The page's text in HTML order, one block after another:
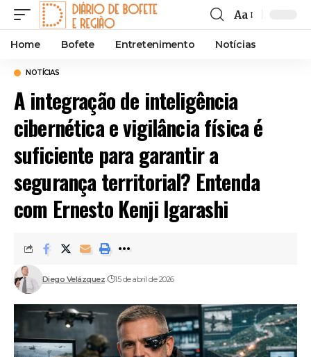
Font
Resizer
Aa
Home Bofete Entretenimento Notícias
NOTÍCIAS
A integração de inteligência
cibernética e vigilância física é
suficiente para garantir a
segurança territorial? Entenda
com Ernesto Kenji Igarashi
Diego Velázquez 15 de abril de 2026